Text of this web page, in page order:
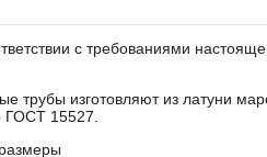
с требованиями
трубы изготовляют из латуни
ГОСТ 15527.